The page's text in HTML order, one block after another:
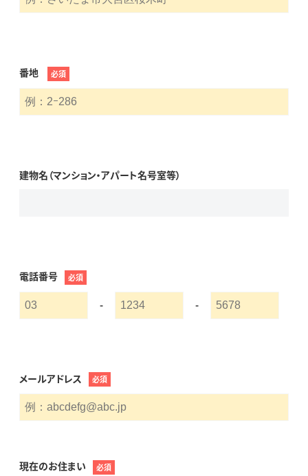
番地 必須
建物名（マンション・アパート名号室等）
電話番号 必須
- -
メールアドレス 必須
現在のお住まい 必須